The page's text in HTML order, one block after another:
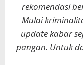
rekomendasi
Mulai
update kabar
pangan. Untuk